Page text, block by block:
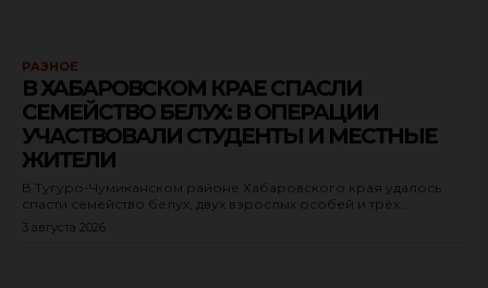
РАЗНОЕ
В ХАБАРОВСКОМ КРАЕ СПАСЛИ
СЕМЕЙСТВО БЕЛУХ: В ОПЕРАЦИИ
УЧАСТВОВАЛИ СТУДЕНТЫ И МЕСТНЫЕ
ЖИТЕЛИ
В Тугуро-Чумиканском районе Хабаровского края удалось
спасти семейство белух, двух взрослых особей и трёх...
3 августа 2026